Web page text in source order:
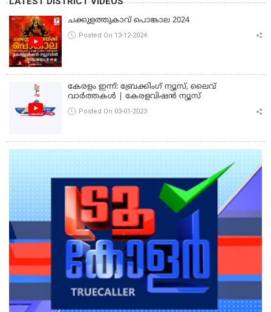
ചക്കുളത്തുകാവ് പൊങ്കാല 2024
Posted On 13-12-2024
കേരളം ഇന്ന്: ബ്രേക്കിംഗ് ന്യൂസ്, ലൈവ്
വാർത്തകൾ | കേരളവിഷൻ ന്യൂസ്
Posted On 03-01-2023